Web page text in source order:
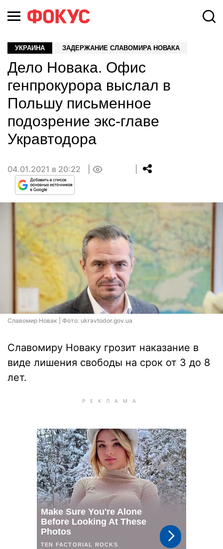
УКРАИНА ЗАДЕРЖАНИЕ СЛАВОМИРА НОВАКА
Дело Новака. Офис
генпрокурора выслал в
Польшу письменное
подозрение экс-главе
Укравтодора
04.01.2021 в 20:22
Славомир Новак | Фото: ukravtodor.gov.ua
Славомиру Новаку грозит наказание в
виде лишения свободы на срок от 3 до 8
лет.